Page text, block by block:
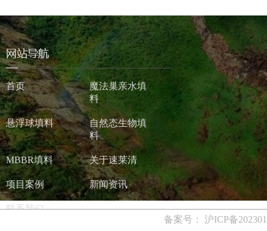
首页
魔法巢亲水填
料
悬浮球填料
自然态生物填
料
MBBR填料 关于速莱清
项目案例 新闻资讯
联系我们
备案号： 沪ICP备